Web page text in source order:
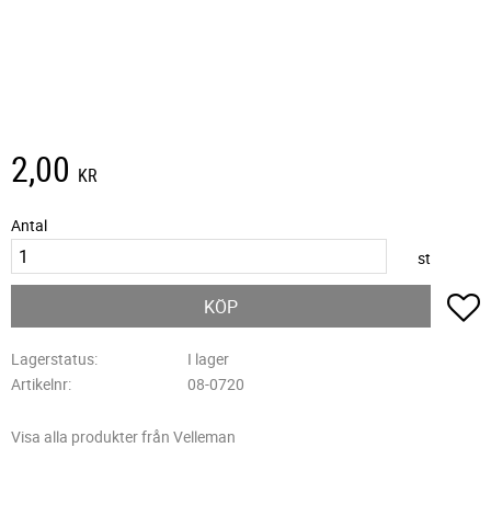
2,00 KR
Antal
st
KÖP
Lagerstatus
I lager
Artikelnr
08-0720
Visa alla produkter från Velleman